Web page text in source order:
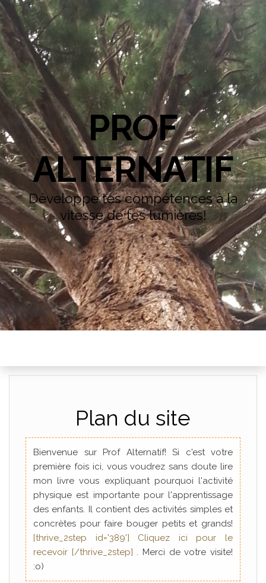
PROF
ALTERNATIF
Développe tes compétences à la
vitesse de tes lumières!
Plan du site
Bienvenue sur Prof Alternatif! Si c'est votre
première fois ici, vous voudrez sans doute lire
mon livre vous expliquant pourquoi l'activité
physique est importante pour l'apprentissage
des enfants. Il contient des activités simples et
concrètes pour faire bouger petits et grands!
[thrive_2step id='389'] Cliquez ici pour le
recevoir [/thrive_2step] . Merci de votre visite!
:o)